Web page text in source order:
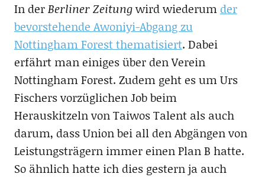
In derBerliner Zeitungwird wiederum der
bevorstehende Awoniyi-Abgang zu
Nottingham Forest thematisiert. Dabei
erfährt man einiges über den Verein
Nottingham Forest. Zudem geht es um Urs
Fischers vorzüglichen Job beim
Herauskitzeln von Taiwos Talent als auch
darum, dass Union bei all den Abgängen von
Leistungsträgern immer einen Plan B hatte.
So ähnlich hatte ich dies gestern ja auch